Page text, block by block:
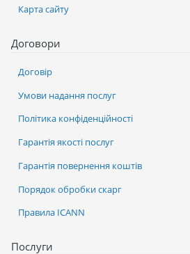
Послуги
Карта сайту
Договори
Договір
Умови надання послуг
Політика конфіденційності
Гарантія якості послуг
Гарантія повернення коштів
Порядок обробки скарг
Правила ICANN